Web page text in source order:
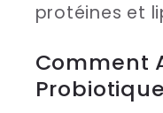
protéines et
Comment